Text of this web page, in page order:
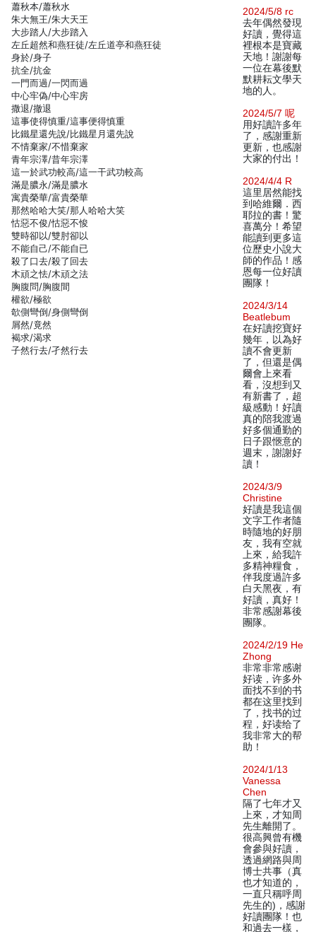
蕭秋本/蕭秋水
朱大無王/朱大天王
大步踏人/大步踏入
左丘超然和燕狂徒/左丘道亭和燕狂徒
身於/身子
抗全/抗金
一門而過/一閃而過
中心牢偽/中心牢房
撒退/撤退
這事使得慎重/這事便得慎重
比鐵星還先說/比鐵星月還先說
不情棄家/不惜棄家
青年宗澤/昔年宗澤
這一於武功較高/這一干武功較高
滿是膿永/滿是膿水
寓貴榮華/富貴榮華
那然哈哈大笑/那人哈哈大笑
怙惡不俊/怙惡不悛
雙時卻以/雙肘卻以
不能自己/不能自已
殺了口去/殺了回去
木頑之怯/木頑之法
胸腹問/胸腹間
權欲/極欲
欹側彎倒/身側彎倒
屑然/竟然
褐求/渴求
子然行去/孑然行去
2024/5/8 rc
去年偶然發現
好讀，覺得這
裡根本是寶藏
天地！謝謝每
一位在幕後默
默耕耘文學天
地的人。
2024/5/7 呢
用好讀許多年
了，感謝重新
更新，也感謝
大家的付出！
2024/4/4 R
這里居然能找
到哈維爾．西
耶拉的書！驚
喜萬分！希望
能讀到更多這
位歷史小說大
師的作品！感
恩每一位好讀
團隊！
2024/3/14
Beatlebum
在好讀挖寶好
幾年，以為好
讀不會更新
了，但還是偶
爾會上來看
看，沒想到又
有新書了，超
級感動！好讀
真的陪我渡過
好多個通勤的
日子跟愜意的
週末，謝謝好
讀！
2024/3/9
Christine
好讀是我這個
文字工作者隨
時隨地的好朋
友，我有空就
上來，給我許
多精神糧食，
伴我度過許多
白天黑夜，有
好讀，真好！
非常感謝幕後
團隊。
2024/2/19 He
Zhong
非常非常感谢
好读，许多外
面找不到的书
都在这里找到
了，找书的过
程，好读给了
我非常大的帮
助！
2024/1/13
Vanessa
Chen
隔了七年才又
上來，才知周
先生離開了。
很高興曾有機
會參與好讀，
透過網路與周
博士共事（真
也才知道的，
一直只稱呼周
先生的)，感謝
好讀團隊！也
和過去一樣，